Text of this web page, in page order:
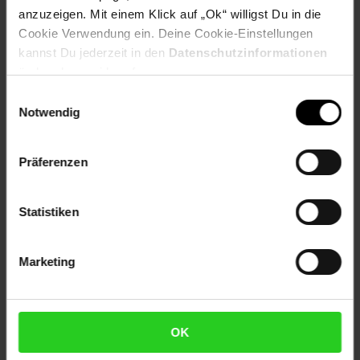
anzuzeigen. Mit einem Klick auf „Ok“ willigst Du in die
Cookie Verwendung ein. Deine Cookie-Einstellungen
kannst Du jederzeit in den Datenschutzinformationen
ändern bzw. widerrufen.
Notwendig
Präferenzen
Statistiken
Marketing
OK
Artikelnummer: 2203498000
EAN: 4250648969856
Artikel gehört zur Kategorie:Pfannen